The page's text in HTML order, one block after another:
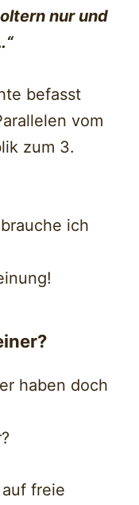
nur und
befasst
vom
zum 3.
ich
haben doch
freie